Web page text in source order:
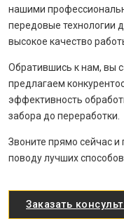
нашими
передовые технологии
высокое качество
Обратившись к нам, вы
предлагаем
эффективность
забора до переработки.
Звоните прямо сейчас
поводу лучших
Заказать